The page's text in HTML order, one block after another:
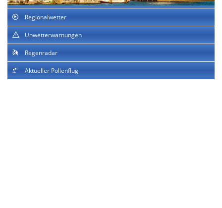
Regionalwetter
Unwetterwarnungen
Regenradar
Aktueller Pollenflug